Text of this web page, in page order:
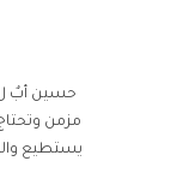
مزمن
يستطيع